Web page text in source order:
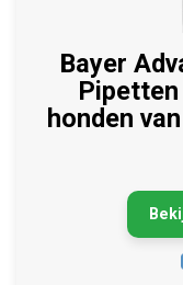
Bayer
honden